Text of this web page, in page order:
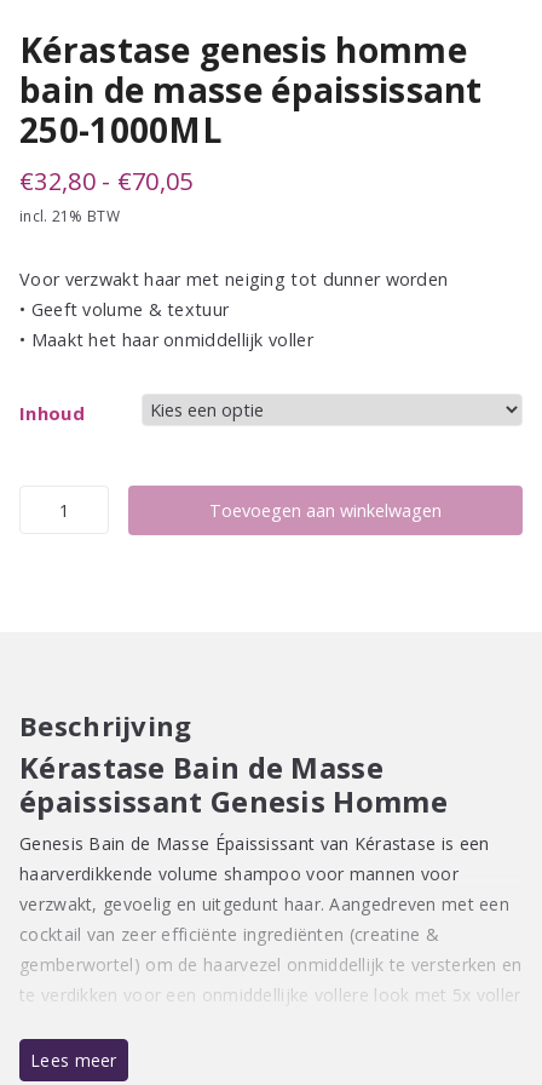
Kérastase genesis homme
bain de masse épaississant
250-1000ML
€32,80 - €70,05Prijsklasse:
tot
€70,05
incl. 21% BTW
Voor verzwakt haar met neiging tot dunner worden
• Geeft volume & textuur
• Maakt het haar onmiddellijk voller
Inhoud
Kérastase
1000ML
aantal
Toevoegen aan winkelwagen
Beschrijving
Kérastase Bain de Masse
épaississant Genesis Homme
Genesis Bain de Masse Épaississant van Kérastase is een
haarverdikkende volume shampoo voor mannen voor
verzwakt, gevoelig en uitgedunt haar. Aangedreven met een
cocktail van zeer efficiënte ingrediënten (creatine &
gemberwortel) om de haarvezel onmiddellijk te versterken en
te verdikken voor een onmiddellijke vollere look met 5x voller
+38% meer volume. +28% zachter haar.
Lees meer